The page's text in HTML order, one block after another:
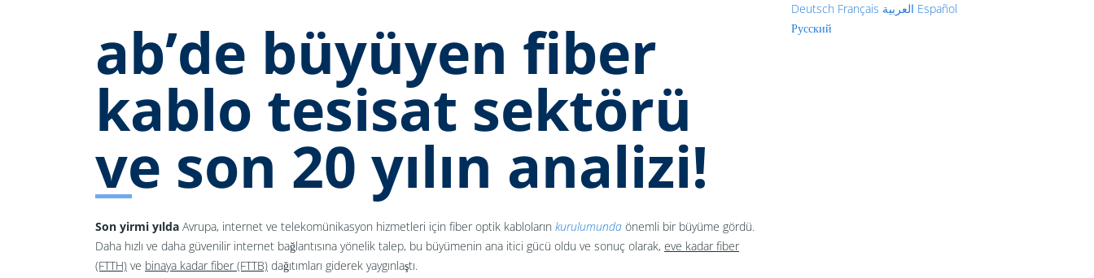
ab’de büyüyen fiber
kablo tesisat sektörü
ve son 20 yılın analizi!
Son yirmi yılda Avrupa, internet ve telekomünikasyon hizmetleri için fiber optik kabloların kurulumunda önemli bir büyüme gördü.
Daha hızlı ve daha güvenilir internet bağlantısına yönelik talep, bu büyümenin ana itici gücü oldu ve sonuç olarak, eve kadar fiber
(FTTH) ve binaya kadar fiber (FTTB) dağıtımları giderek yaygınlaştı.
Deutsch Français العربية Español
Русский